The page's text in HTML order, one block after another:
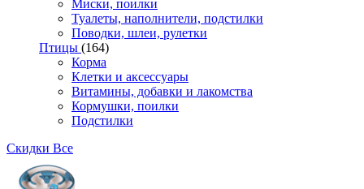
Миски, поилки
Туалеты, наполнители, подстилки
Поводки, шлеи, рулетки
Птицы (164)
Корма
Клетки и аксессуары
Витамины, добавки и лакомства
Кормушки, поилки
Подстилки
Скидки Все